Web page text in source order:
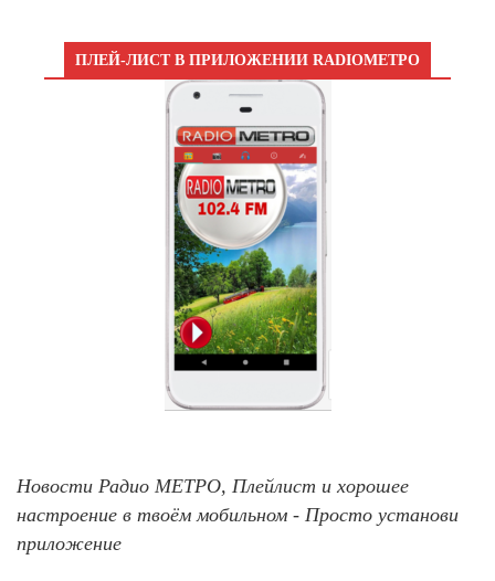
ПЛЕЙ-ЛИСТ В ПРИЛОЖЕНИИ RADIOМЕТРО
Новости Радио МЕТРО, Плейлист и хорошее
настроение в твоём мобильном - Просто установи
приложение